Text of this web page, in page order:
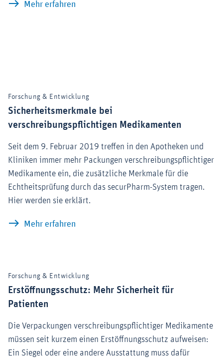
Mehr erfahren
Forschung & Entwicklung
Sicherheitsmerkmale bei
verschreibungspflichtigen Medikamenten
Seit dem 9. Februar 2019 treffen in den Apotheken und
Kliniken immer mehr Packungen verschreibungspflichtiger
Medikamente ein, die zusätzliche Merkmale für die
Echtheitsprüfung durch das securPharm-System tragen.
Hier werden sie erklärt.
Mehr erfahren
Forschung & Entwicklung
Erstöffnungsschutz: Mehr Sicherheit für
Patienten
Die Verpackungen verschreibungspflichtiger Medikamente
müssen seit kurzem einen Erstöffnungsschutz aufweisen:
Ein Siegel oder eine andere Ausstattung muss dafür